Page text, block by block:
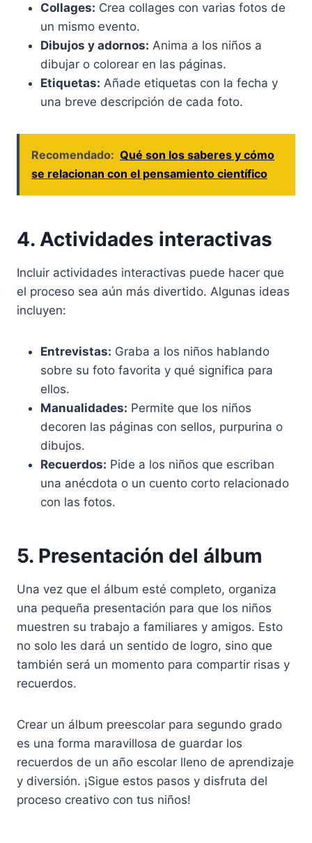
Collages: Crea collages con varias fotos de
un mismo evento.
Dibujos y adornos: Anima a los niños a
dibujar o colorear en las páginas.
Etiquetas: Añade etiquetas con la fecha y
una breve descripción de cada foto.
Recomendado: Qué son los saberes y cómo
se relacionan con el pensamiento científico
4. Actividades interactivas
Incluir actividades interactivas puede hacer que
el proceso sea aún más divertido. Algunas ideas
incluyen:
Entrevistas: Graba a los niños hablando
sobre su foto favorita y qué significa para
ellos.
Manualidades: Permite que los niños
decoren las páginas con sellos, purpurina o
dibujos.
Recuerdos: Pide a los niños que escriban
una anécdota o un cuento corto relacionado
con las fotos.
5. Presentación del álbum
Una vez que el álbum esté completo, organiza
una pequeña presentación para que los niños
muestren su trabajo a familiares y amigos. Esto
no solo les dará un sentido de logro, sino que
también será un momento para compartir risas y
recuerdos.
Crear un álbum preescolar para segundo grado
es una forma maravillosa de guardar los
recuerdos de un año escolar lleno de aprendizaje
y diversión. ¡Sigue estos pasos y disfruta del
proceso creativo con tus niños!